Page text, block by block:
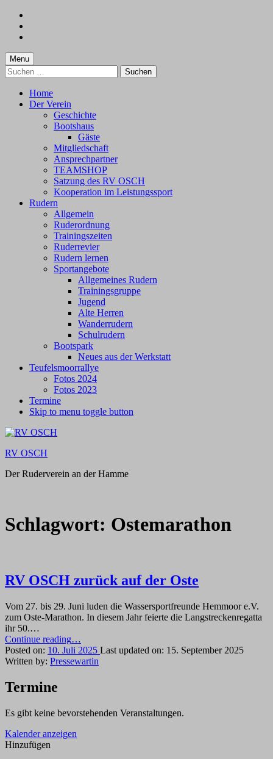
content
footer
Menu
Suchen
nach:
Home
Der Verein
Geschichte
Bootshaus
Gäste
Mitgliedschaft
Ansprechpartner
TEAMSHOP
Satzung des RV OSCH
Kooperation im Leistungssport
Rudern
Allgemein
Ruderordnung
Trainingszeiten
Ruderrevier
Rudern lernen
Sportangebote
Allgemeines Rudern
Trainingsgruppe
Jugend
Alte Herren
Wanderrudern
Schulrudern
Bootspark
Neues aus der Werkstatt
Teufelsmoorrallye
Fotos 2024
Fotos 2023
Termine
Skip to menu toggle button
RV OSCH
Der Ruderverein an der Hamme
Schlagwort: Ostemarathon
RV OSCH zurück auf der Oste
Vom 27. bis 29. Juni luden die Wassersportfreunde Hemmoor e.V.
zum Oste-Marathon. In diesem Jahr feierte die Langstreckenregatta
ihr 50.…
Continue reading“RV
OSCH
zurück
…
Posted on: 10. Juli 2025 Last updated on: 15. September 2025
Written by: Pressewartin
Termine
Es gibt keine bevorstehenden Veranstaltungen.
Kalender anzeigen
Hinzufügen